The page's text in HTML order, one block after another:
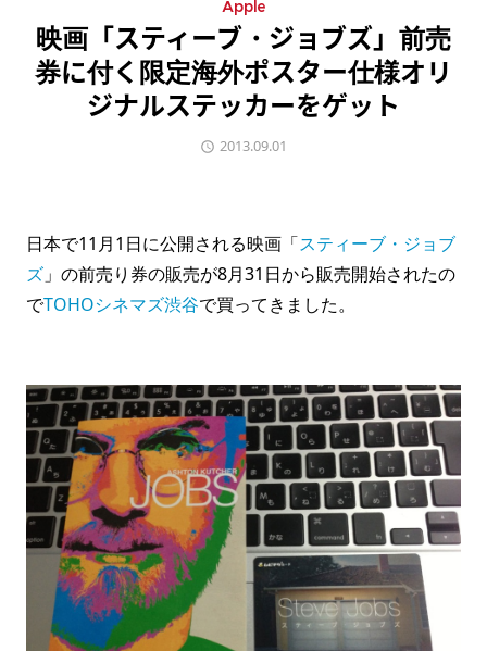
Apple
映画「スティーブ・ジョブズ」前売
券に付く限定海外ポスター仕様オリ
ジナルステッカーをゲット
2013.09.01
日本で11月1日に公開される映画「スティーブ・ジョブ
ズ 」の前売り券の販売が8月31日から販売開始されたの
でTOHOシネマズ渋谷で買ってきました。